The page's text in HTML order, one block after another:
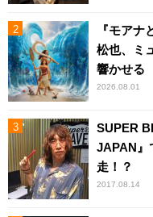
『モア
松也、ミ
響かせる
2026.08.01
SUPER
JAPAN』
走！？
2017.08.14